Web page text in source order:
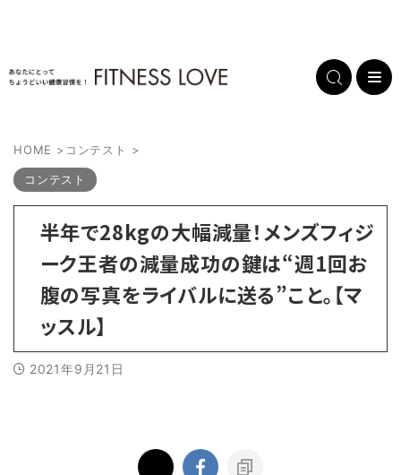
HOME > コンテスト >
コンテスト
半年で28kgの大幅減量！メンズフィジ
ーク王者の減量成功の鍵は“週1回お
腹の写真をライバルに送る”こと。【マ
ッスル】
2021年9月21日